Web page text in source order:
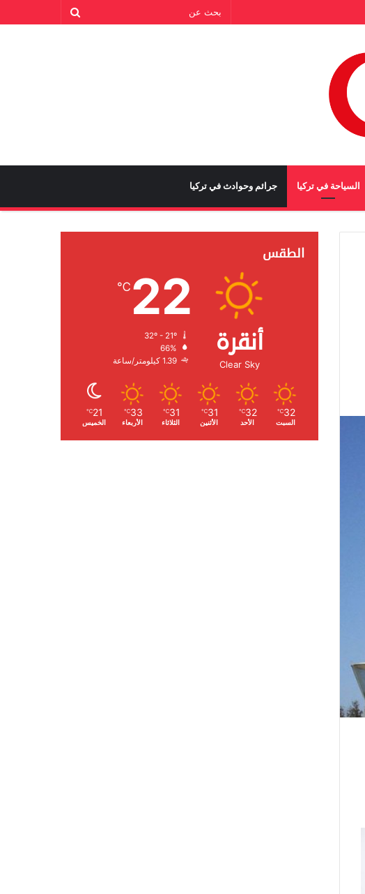
السياحة في تركيا جرائم وحوادث في تركيا
الطقس
أنقرة
Clear Sky
22
℃
الرطوبة:
الرياح:
32
℃
السبت
32
℃
الأحد
31
℃
الأثنين
31
℃
الثلاثاء
33
℃
الأربعاء
21
℃
الخميس